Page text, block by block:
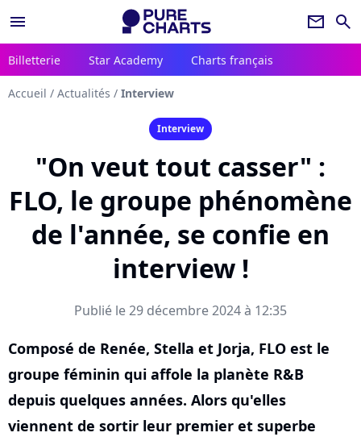
menu newsletter search
Billetterie Star Academy Charts français
Accueil / Actualités / Interview
Interview
"On veut tout casser" :
FLO, le groupe phénomène
de l'année, se confie en
interview !
Publié le 29 décembre 2024 à 12:35
Composé de Renée, Stella et Jorja, FLO est le
groupe féminin qui affole la planète R&B
depuis quelques années. Alors qu'elles
viennent de sortir leur premier et superbe